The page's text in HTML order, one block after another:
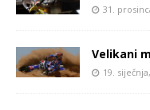
31.
Velikani
19.